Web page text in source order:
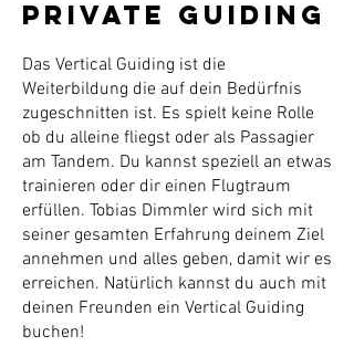
Private Guiding
Das Vertical Guiding ist die
Weiterbildung die auf dein Bedürfnis
zugeschnitten ist. Es spielt keine Rolle
ob du alleine fliegst oder als Passagier
am Tandem. Du kannst speziell an etwas
trainieren oder dir einen Flugtraum
erfüllen. Tobias Dimmler wird sich mit
seiner gesamten Erfahrung deinem Ziel
annehmen und alles geben, damit wir es
erreichen. Natürlich kannst du auch mit
deinen Freunden ein Vertical Guiding
buchen!